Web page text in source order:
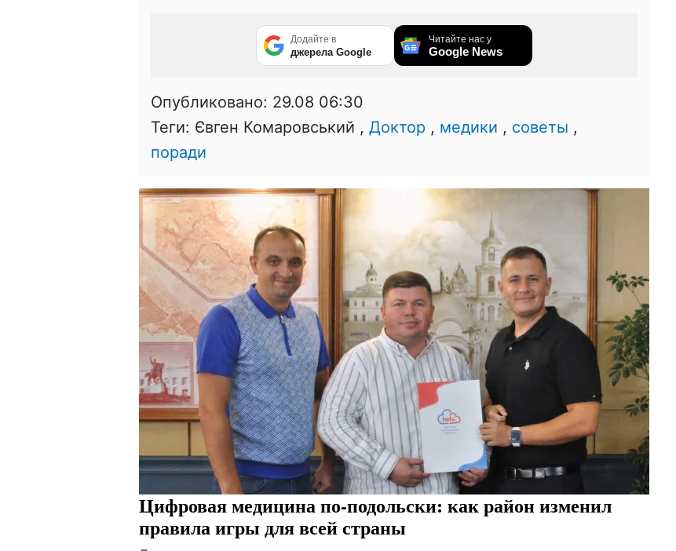
Додайте в
джерела Google
Читайте нас у
Google News
Опубликовано: 29.08 06:30
Теги: Євген Комаровський , Доктор , медики , советы ,
поради
Цифровая медицина по-подольски: как район изменил
правила игры для всей страны